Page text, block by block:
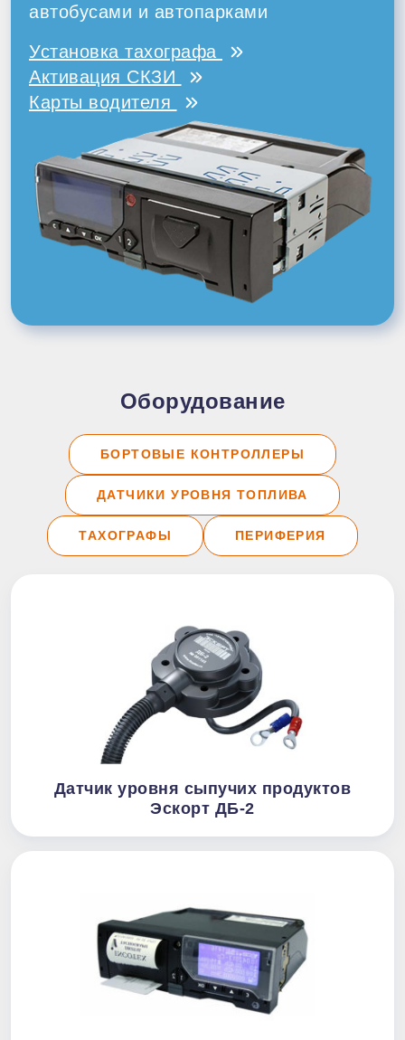
автобусами и автопарками
Установка тахографа
Активация СКЗИ
Карты водителя
Оборудование
БОРТОВЫЕ КОНТРОЛЛЕРЫ
ДАТЧИКИ УРОВНЯ ТОПЛИВА
ТАХОГРАФЫ ПЕРИФЕРИЯ
Датчик уровня сыпучих продуктов
Эскорт ДБ-2